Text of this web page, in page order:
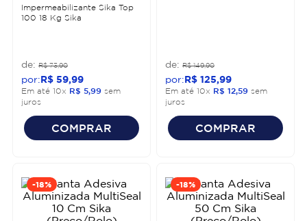
Impermeabilizante Sika Top
100 18 Kg Sika
R$ 73,90
R$ 59 99
Em até 10x R$ 5,99 sem
juros
COMPRAR
R$ 149,90
R$ 125 99
Em até 10x R$ 12,59 sem
juros
COMPRAR
-18% -18%